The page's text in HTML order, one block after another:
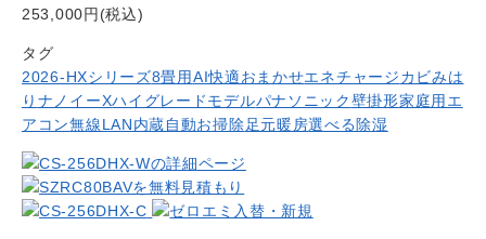
253,000円(税込)
タグ
2026-HXシリーズ8畳用AI快適おまかせエネチャージカビみは
り ナノイーXハイグレードモデルパナソニック壁掛形家庭用エ
アコン無線LAN内蔵自動お掃除 足元暖房選べる除湿